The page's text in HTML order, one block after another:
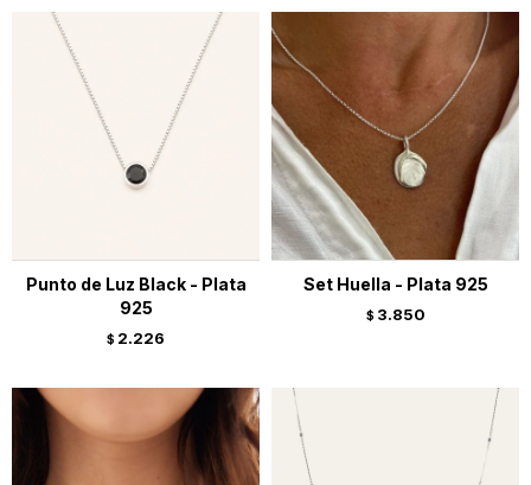
Punto de Luz Black - Plata
925
$ 2.226
Set Huella - Plata 925
$ 3.850